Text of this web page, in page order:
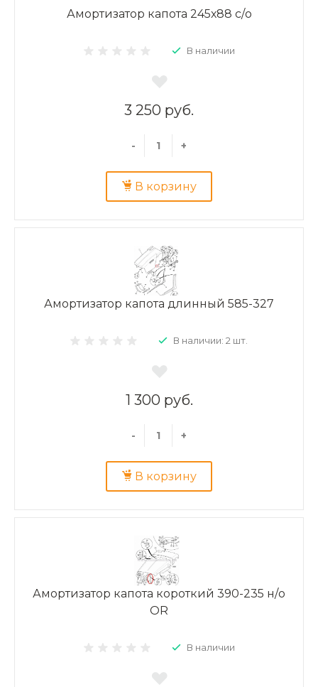
Амортизатор капота 245х88 с/о
В наличии
3 250 руб.
- +
В корзину
Амортизатор капота длинный 585-327
В наличии: 2 шт.
1 300 руб.
- +
В корзину
Амортизатор капота короткий 390-235 н/о
OR
В наличии